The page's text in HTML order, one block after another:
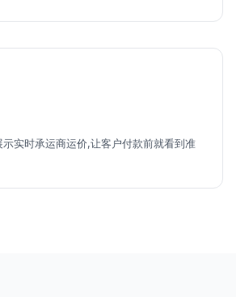
实时承运商运价,让客户付款前就看到准